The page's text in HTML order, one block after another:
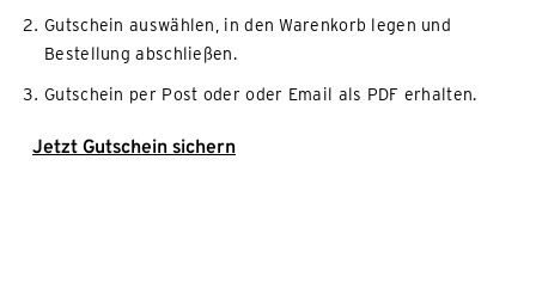
Gutschein auswählen, in den Warenkorb legen und
Bestellung abschließen.
Gutschein per Post oder oder Email als PDF erhalten.
Jetzt Gutschein sichern